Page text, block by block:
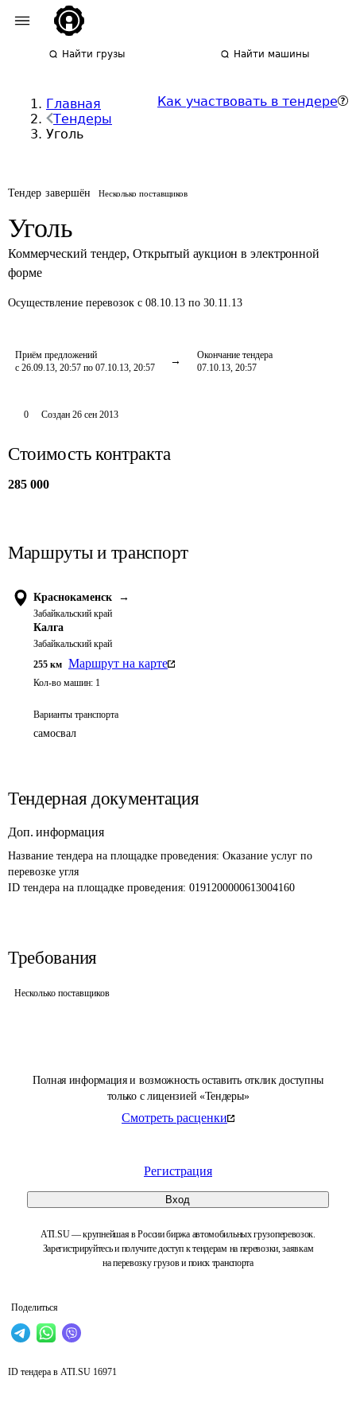
Найти грузы Найти машины
Главная
Тендеры
Уголь
Как участвовать в тендере
Тендер завершён Несколько поставщиков
Уголь
Коммерческий тендер, Открытый аукцион в электронной
форме
Осуществление перевозок с 08.10.13 по 30.11.13
Приём предложений
с 26.09.13, 20:57 по 07.10.13, 20:57
Окончание тендера
07.10.13, 20:57
Полная информация и возможность оставить отклик доступны
только с лицензией «Тендеры»
Смотреть расценки
Регистрация
Вход
ATI.SU — крупнейшая в России биржа автомобильных грузоперевозок.
Зарегистрируйтесь и получите доступ к тендерам на перевозки, заявкам
на перевозку грузов и поиск транспорта
Поделиться
0 Создан 26 сен 2013
Стоимость контракта
285 000
Маршруты и транспорт
Краснокаменск →
Забайкальский край
Калга
Забайкальский край
255 км Маршрут на карте
Кол-во машин: 1
Варианты транспорта
самосвал
Тендерная документация
Доп. информация
Название тендера на площадке проведения: Оказание услуг по
перевозке угля
ID тендера на площадке проведения: 0191200000613004160
Требования
Несколько поставщиков
ID тендера в ATI.SU 16971